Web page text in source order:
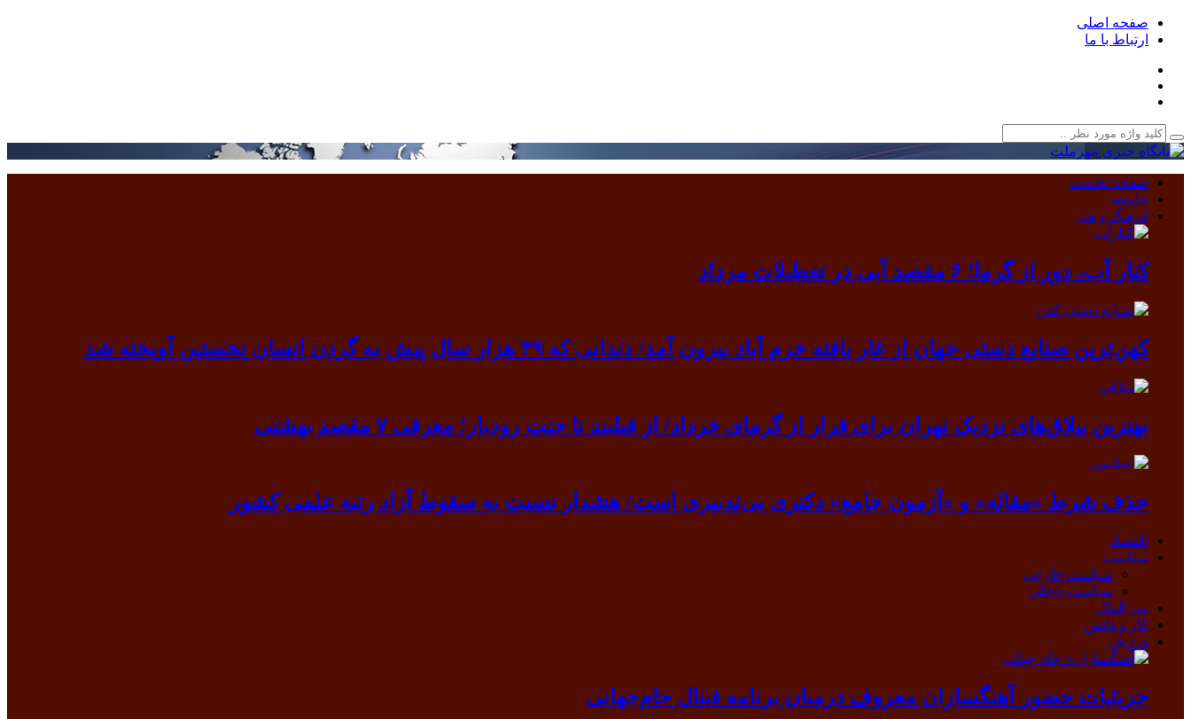
صفحه اصلی
ارتباط با ما
صفحه نخست
جامعه
فرهنگ و هنر
کنار آب، دور از گرما؛ ۶ مقصد آبی در تعطیلات مرداد
کهن‌ترین صنایع دستی جهان از غار یافته خرم آباد بیرون آمد/ دندانی که ۳۹ هزار سال پیش به گردن انسان نخستین آویخته شد
بهترین ییلاق‌های نزدیک تهران برای فرار از گرمای خرداد/ از فیلبند تا جنت رودبار؛ معرفی ۷ مقصد بهشتی
حذف شرط «مقاله» و «آزمون جامع» دکتری بی‌تدبیری است/ هشدار نسبت به سقوط آزاد رتبه علمی کشور
اقتصاد
سیاست
سیاست خارجی
سیاست داخلی
بین الملل
کار و دانش
ورزش
جزیئیات حضور آهنگسازان معروف درمیان برنامه فینال جام‌جهانی